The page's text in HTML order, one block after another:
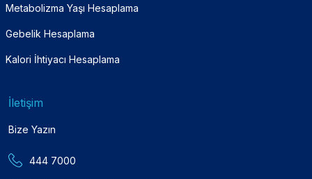
Metabolizma Yaşı Hesaplama
Gebelik Hesaplama
Kalori İhtiyacı Hesaplama
İletişim
Bize Yazın
444 7000